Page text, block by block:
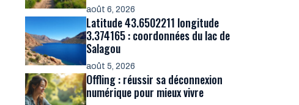
août 6, 2026
Latitude 43.6502211 longitude
3.374165 : coordonnées du lac de
Salagou
août 5, 2026
Offling : réussir sa déconnexion
numérique pour mieux vivre